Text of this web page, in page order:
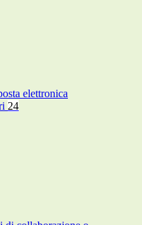
elettronica
24